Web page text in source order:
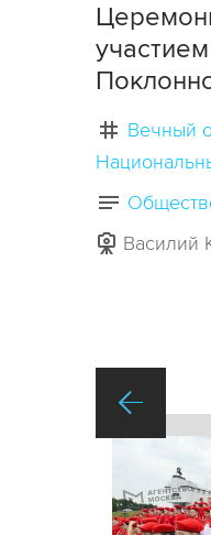
Вечный
Василий